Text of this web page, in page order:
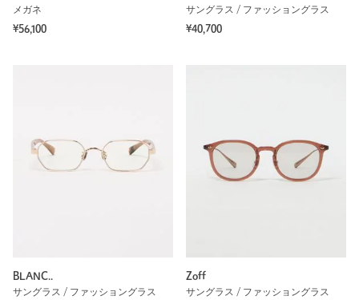
メガネ
¥56,100
サングラス / ファッショングラス
¥40,700
BLANC..
サングラス / ファッショングラス
Zoff
サングラス / ファッショングラス